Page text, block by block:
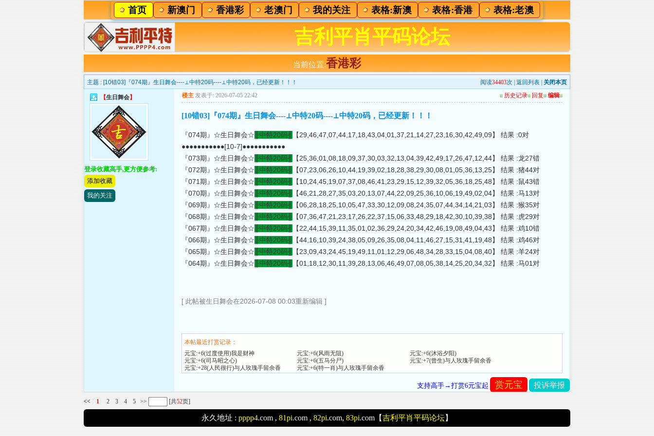
首页 新澳门 香港彩 老澳门 我的关注 表格:新澳 表格:香港 表格:老澳
吉利平肖平码论坛
当前位置:香港彩
主题 : [10错03]『074期』生日舞会----⊥中特20码----⊥中特20码，已经更新！！！ 阅读34403次 | 返回列表 关闭本页
【生日舞会】
登录收藏高手,更方便参考:
添加收藏
我的关注
楼主 发表于: 2026-07-05 22:42 u 历史记录u 回复u 编辑u
[10错03]『074期』生日舞会----⊥中特20码----⊥中特20码，已经更新！！！
『074期』☆生日舞会☆ ╟中特20码╢
【29,46,47,07,44,17,18,43,04,01,37,21,14,27,23,16,30,42,49,09】 结果 :0对
●●●●●●●●●●●[10-7]●●●●●●●●●●●
『073期』☆生日舞会☆ ╟中特20码╢
【25,36,01,08,18,09,37,30,03,32,13,04,39,42,49,17,26,47,12,44】 结果 :龙27错
『072期』☆生日舞会☆ ╟中特20码╢
【07,23,06,26,10,44,19,39,02,18,28,38,29,30,08,01,05,36,13,25】 结果 :猪44对
『071期』☆生日舞会☆ ╟中特20码╢
【10,24,45,19,07,37,08,46,41,23,29,15,12,39,32,05,36,18,25,48】 结果 :鼠43错
『070期』☆生日舞会☆ ╟中特20码╢
【46,21,28,27,35,03,20,13,07,44,22,09,25,36,10,06,19,49,02,04】 结果 :马13对
『069期』☆生日舞会☆ ╟中特20码╢
【06,28,18,25,10,05,47,33,30,12,09,08,24,35,07,44,34,14,21,03】 结果 :猴35对
『068期』☆生日舞会☆ ╟中特20码╢
【07,36,47,21,23,17,26,22,37,15,06,33,48,29,18,42,30,10,39,38】 结果 :虎29对
『067期』☆生日舞会☆ ╟中特20码╢
【22,44,15,39,11,35,01,02,36,29,24,20,34,42,46,19,08,49,04,43】 结果 :鸡10错
『066期』☆生日舞会☆ ╟中特20码╢
【44,16,10,39,24,38,05,09,26,35,08,04,11,46,27,15,31,41,19,48】 结果 :鸡46对
『065期』☆生日舞会☆ ╟中特20码╢
【23,09,43,24,45,19,49,11,01,12,29,06,48,34,28,33,15,04,08,40】 结果 :羊24对
『064期』☆生日舞会☆ ╟中特20码╢ 【01,18,12,30,11,39,28,13,06,46,49,07,08,05,38,14,25,20,34,32】 结果 :马01对
[ 此帖被生日舞会在2026-07-08 00:03重新编辑 ]
本帖最近打赏记录：
元宝:+6(过度使用)我是财神
元宝:+6(风雨无阻)
元宝:+6(沐浴夕阳)
元宝:+6(司马昭之心)
元宝:+6(五马分尸)
元宝:+7(曾生)与人玫瑰手留余香
元宝:+28(人民很行)与人玫瑰手留余香
元宝:+6(特一肖)与人玫瑰手留余香
支持高手→打赏6元宝起 赏元宝 投诉举报
<< 1 2 3 4 5 >> [共52页]
永久地址 : pppp4.com , 81pi.com , 82pi.com, 83pi.com【吉利平肖平码论坛】